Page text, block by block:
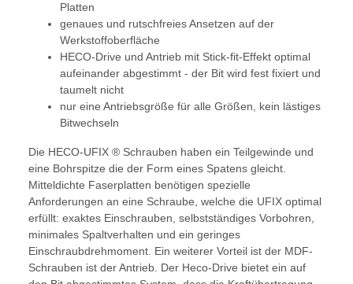
Platten
genaues und rutschfreies Ansetzen auf der
Werkstoffoberfläche
HECO-Drive und Antrieb mit Stick-fit-Effekt optimal
aufeinander abgestimmt - der Bit wird fest fixiert und
taumelt nicht
nur eine Antriebsgröße für alle Größen, kein lästiges
Bitwechseln
Die HECO-UFIX ® Schrauben haben ein Teilgewinde und
eine Bohrspitze die der Form eines Spatens gleicht.
Mitteldichte Faserplatten benötigen spezielle
Anforderungen an eine Schraube, welche die UFIX optimal
erfüllt: exaktes Einschrauben, selbstständiges Vorbohren,
minimales Spaltverhalten und ein geringes
Einschraubdrehmoment. Ein weiterer Vorteil ist der MDF-
Schrauben ist der Antrieb. Der Heco-Drive bietet ein auf